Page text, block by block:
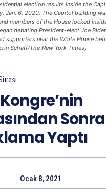
election results inside the
Jan. 6, 2020. The Capitol building
members of the House locked
debating President-elect Joe
supporters near the White House
Schaff/The New York Times)
Yaptı
Ocak 8, 2021